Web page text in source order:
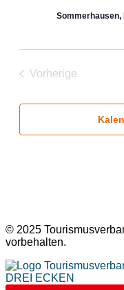
Vorherige
© 2025
vorbehalten.